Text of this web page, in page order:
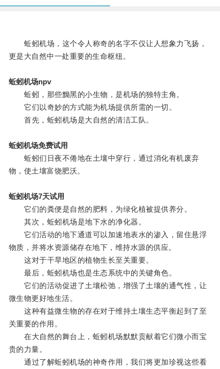
蚯蚓机场，这个令人称奇的名字不仅让人想象力飞扬，
更是大自然中一处重要的生命枢纽。
蚯蚓机场npv
蚯蚓，那些黝黑的小生物，是机场的独特主角。
它们以奇妙的方式能为机场提供所需的一切。
首先，蚯蚓机场是大自然的清洁工队。
蚯蚓机场免费试用
蚯蚓们日夜不倦地在土壤中穿行，通过消化有机废弃
物，使土壤富饶肥沃。
蚯蚓机场7天试用
它们的粪便是自然的肥料，为绿化植被提供养分。
其次，蚯蚓机场是地下水的净化器。
它们活动的地下通道可以加速地表水的渗入，留住悬浮
物质，并将水资源储存在地下，维持水源的供应。
这对于干旱地区的植物生长至关重要。
最后，蚯蚓机场也是生态系统中的关键角色。
它们的活动促进了土壤松弛，增强了土壤的通气性，让
微生物更好地生活。
这种有益微生物的存在对于维持土壤生态平衡起到了至
关重要的作用。
在大自然的舞台上，蚯蚓机场默默贡献着它们微小而宝
贵的力量。
通过了解蚯蚓机场的神奇作用，我们将更加珍视这些看